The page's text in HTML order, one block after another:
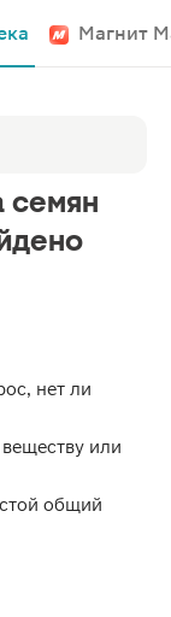
Магнит
семян
нет ли
или
общий